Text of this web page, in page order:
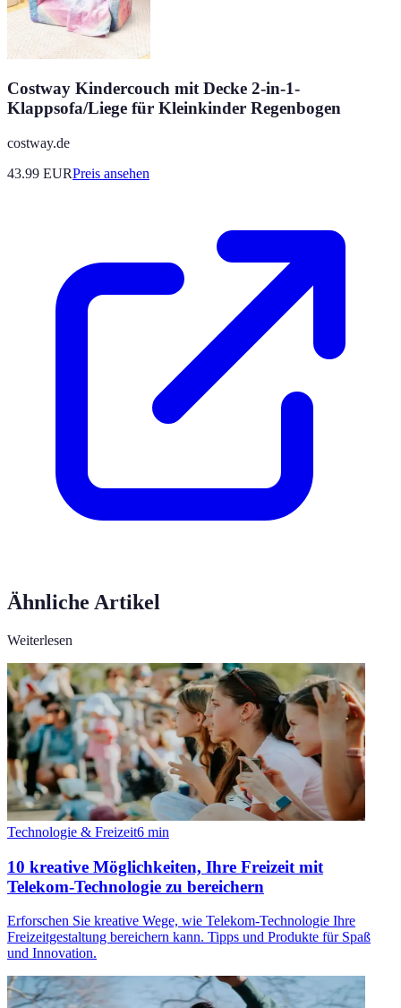
Costway Kindercouch mit Decke 2-in-1-
Klappsofa/Liege für Kleinkinder Regenbogen
costway.de
43.99 EURPreis ansehen
Ähnliche Artikel
Weiterlesen
Technologie & Freizeit6 min
10 kreative Möglichkeiten, Ihre Freizeit mit
Telekom-Technologie zu bereichern
Erforschen Sie kreative Wege, wie Telekom-Technologie Ihre
Freizeitgestaltung bereichern kann. Tipps und Produkte für Spaß
und Innovation.